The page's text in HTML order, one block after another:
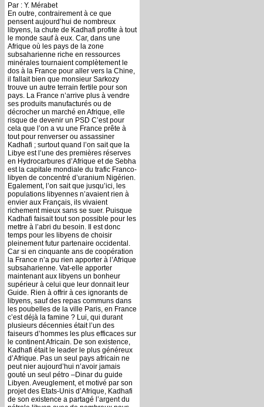
Par : Y. Mérabet
En outre, contrairement à ce que
pensent aujourd’hui de nombreux
libyens, la chute de Kadhafi profite à tout
le monde sauf à eux. Car, dans une
Afrique où les pays de la zone
subsaharienne riche en ressources
minérales tournaient complètement le
dos à la France pour aller vers la Chine,
il fallait bien que monsieur Sarkozy
trouve un autre terrain fertile pour son
pays. La France n’arrive plus à vendre
ses produits manufacturés ou de
décrocher un marché en Afrique, elle
risque de devenir un PSD C’est pour
cela que l’on a vu une France prête à
tout pour renverser ou assassiner
Kadhafi ; surtout quand l’on sait que la
Libye est l’une des premières réserves
en Hydrocarbures d’Afrique et de Sebha
est la capitale mondiale du trafic Franco-
libyen de concentré d’uranium Nigérien.
Egalement, l’on sait que jusqu’ici, les
populations libyennes n’avaient rien à
envier aux Français, ils vivaient
richement mieux sans se suer. Puisque
Kadhafi faisait tout son possible pour les
mettre à l’abri du besoin. Il est donc
temps pour les libyens de choisir
pleinement futur partenaire occidental.
Car si en cinquante ans de coopération
la France n’a pu rien apporter à l’Afrique
subsaharienne. Vat-elle apporter
maintenant aux libyens un bonheur
supérieur à celui que leur donnait leur
Guide. Rien à offrir à ces ignorants de
libyens, sauf des repas communs dans
les poubelles de la ville Paris, en France
c’est déjà la famine ? Lui, qui durant
plusieurs décennies était l’un des
faiseurs d’hommes les plus efficaces sur
le continent Africain. De son existence,
Kadhafi était le leader le plus généreux
d’Afrique. Pas un seul pays africain ne
peut nier aujourd’hui n’avoir jamais
gouté un seul pétro –Dinar du guide
Libyen. Aveuglement, et motivé par son
projet des Etats-Unis d’Afrique, Kadhafi
de son existence a partagé l’argent du